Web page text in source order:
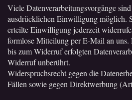
Viele Datenverarbeitungsvorgänge
ausdrücklichen Einwilligung möglich.
erteilte Einwilligung jederzeit
formlose Mitteilung per E-Mail an
bis zum Widerruf erfolgten
Widerruf unberührt.
Widerspruchsrecht gegen die
Fällen sowie gegen Direktwerbung